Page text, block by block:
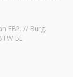
EBP. // Burg.
BE